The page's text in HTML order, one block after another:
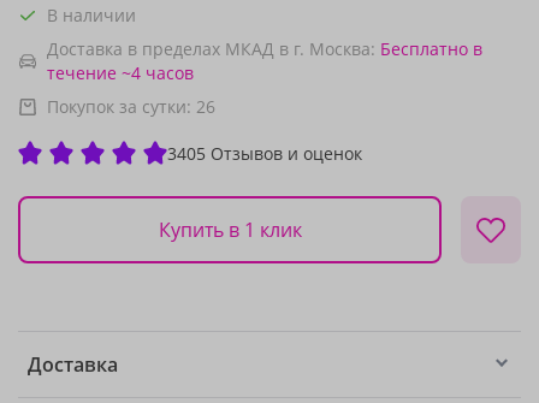
В наличии
Доставка в пределах МКАД в г. Москва: Бесплатно в
течение ~4 часов
Покупок за сутки: 26
3405 Отзывов и оценок
Купить в 1 клик
Доставка